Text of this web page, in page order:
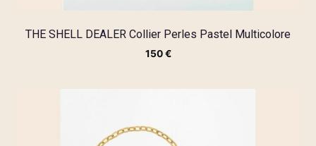
THE SHELL DEALER Collier Perles Pastel Multicolore
150€